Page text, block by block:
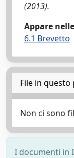
(2013).
Appare
6.1 Brevetto
File in
Non ci sono
I documenti in